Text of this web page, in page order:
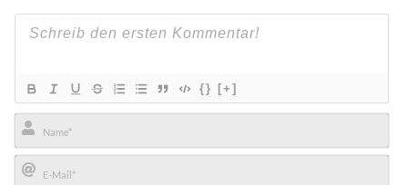
{} [+]
Name*